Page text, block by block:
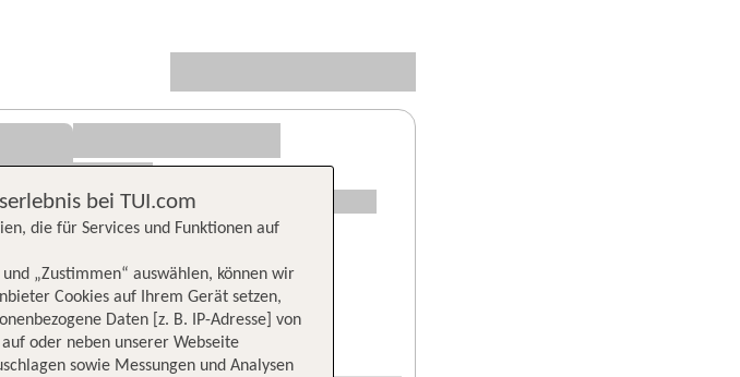
bei TUI.com
die für Services und Funktionen auf
„Zustimmen“ auswählen, können wir
Cookies auf Ihrem Gerät setzen,
Daten [z. B. IP-Adresse] von
oder neben unserer Webseite
sowie Messungen und Analysen